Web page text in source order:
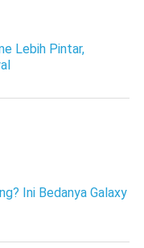
Lebih Pintar,
Ini Bedanya Galaxy